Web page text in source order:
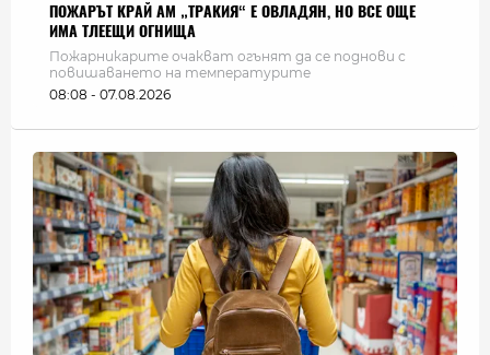
ПОЖАРЪТ КРАЙ АМ „ТРАКИЯ“ Е ОВЛАДЯН, НО ВСЕ ОЩЕ
ИМА ТЛЕЕЩИ ОГНИЩА
Пожарникарите очакват огънят да се поднови с
повишаването на температурите
08:08 - 07.08.2026